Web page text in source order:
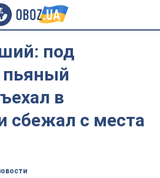
под
пьяный
в
сбежал с места